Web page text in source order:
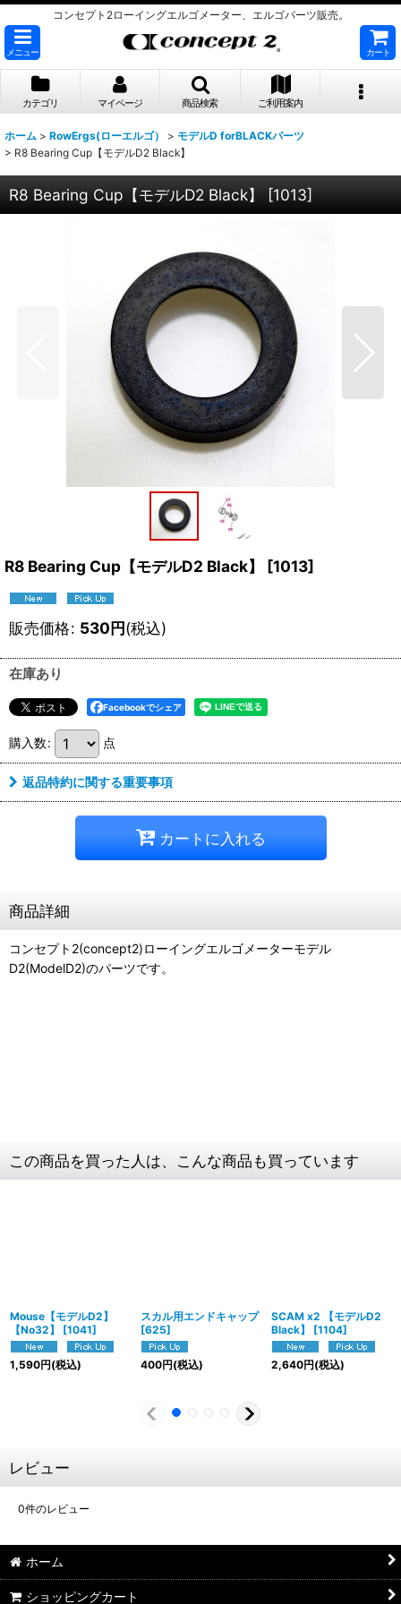
コンセプト2ローイングエルゴメーター、エルゴパーツ販売。
メニュー カート
カテゴリ マイページ 商品検索 ご利用案内
ホーム > RowErgs(ローエルゴ） > モデルD forBLACKパーツ
> R8 Bearing Cup【モデルD2 Black】
R8 Bearing Cup【モデルD2 Black】 [1013]
R8 Bearing Cup【モデルD2 Black】 [1013]
販売価格: 530円(税込)
在庫あり
Facebookでシェア
購入数: 点
返品特約に関する重要事項
カートに入れる
商品詳細
コンセプト2(concept2)ローイングエルゴメーターモデル
D2(ModelD2)のパーツです。
この商品を買った人は、こんな商品も買っています
Mouse【モデルD2】
【No32】
[1041]
1,590円(税込)
スカル用エンドキャップ
[625]
400円(税込)
SCAM x2 【モデルD2
Black】
[1104]
2,640円(税込)
レビュー
0件のレビュー
ホーム
ショッピングカート